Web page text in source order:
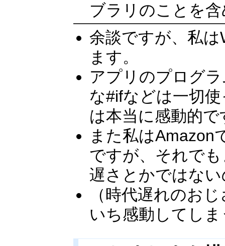
ブラリのことを
余談ですが、私
ます。
アプリのプログ
な#ifなどは一切
は本当に感動的で
また私はAmazon
ですが、それで
遅さとかではな
（時代遅れのお
いち感動してし